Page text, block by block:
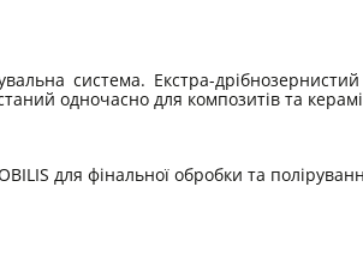
система. Екстра-
одночасно для композитів та
для фінальної обробки та